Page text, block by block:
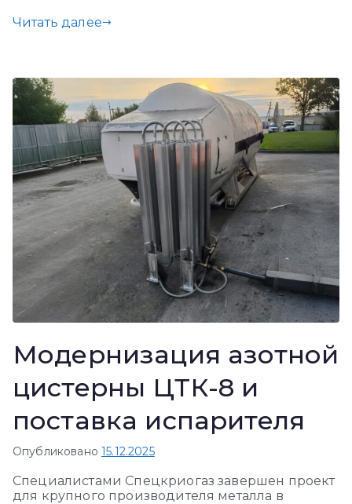
Читать далее
Модернизация азотной
цистерны ЦТК-8 и
поставка испарителя
Опубликовано15.12.2025
Специалистами Спецкриогаз завершен проект
для крупного производителя металла в